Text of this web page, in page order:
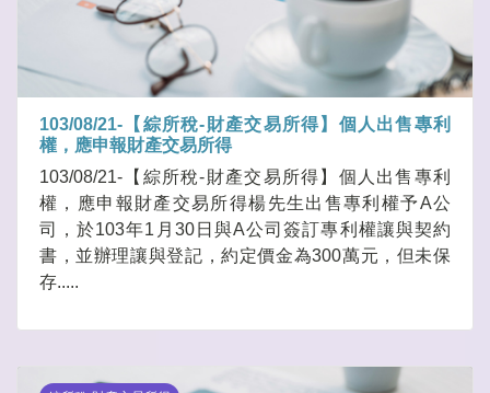
103/08/21-【綜所稅-財產交易所得】個人出售專利
權，應申報財產交易所得
103/08/21-【綜所稅-財產交易所得】個人出售專利
權，應申報財產交易所得楊先生出售專利權予A公
司，於103年1月30日與A公司簽訂專利權讓與契約
書，並辦理讓與登記，約定價金為300萬元，但未保
存.....